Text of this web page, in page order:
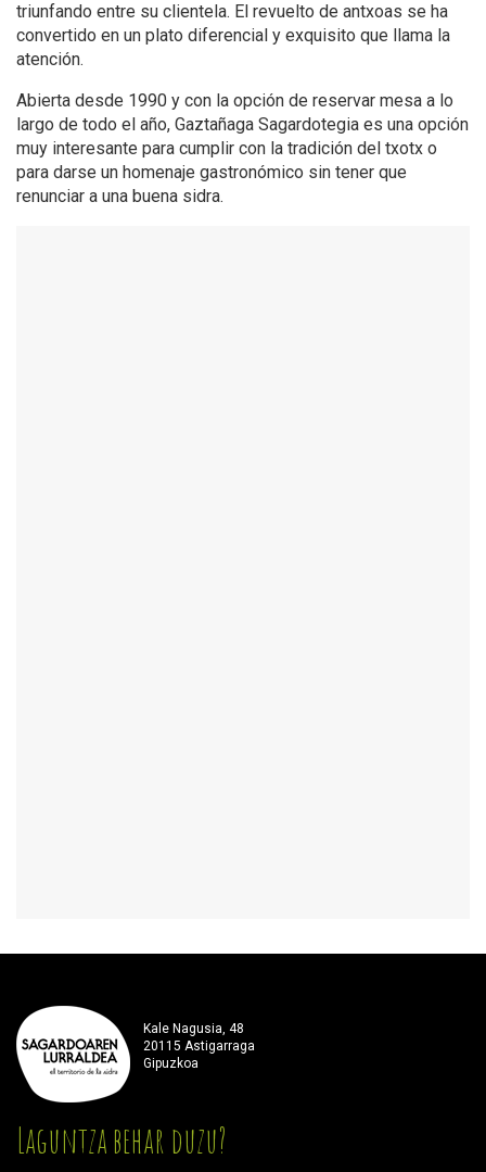
triunfando entre su clientela. El revuelto de antxoas se ha
convertido en un plato diferencial y exquisito que llama la
atención.
Abierta desde 1990 y con la opción de reservar mesa a lo
largo de todo el año, Gaztañaga Sagardotegia es una opción
muy interesante para cumplir con la tradición del txotx o
para darse un homenaje gastronómico sin tener que
renunciar a una buena sidra.
Kale Nagusia, 48
20115 Astigarraga
Gipuzkoa
Laguntza behar duzu?